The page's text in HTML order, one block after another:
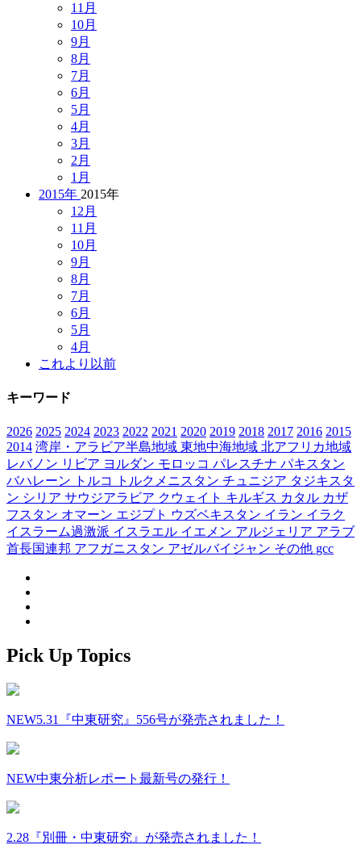
11月
10月
9月
8月
7月
6月
5月
4月
3月
2月
1月
2015年 2015年
12月
11月
10月
9月
8月
7月
6月
5月
4月
これより以前
キーワード
2026 2025 2024 2023 2022 2021 2020 2019 2018 2017 2016 2015
2014 湾岸・アラビア半島地域 東地中海地域 北アフリカ地域
レバノン リビア ヨルダン モロッコ パレスチナ パキスタン
バハレーン
トルコ トルクメニスタン チュニジア タジキスタ
ン シリア サウジアラビア クウェイト キルギス カタル カザ
フスタン オマーン エジプト ウズベキスタン イラン イラク
イスラーム過激派 イスラエル イエメン アルジェリア アラブ
首長国連邦 アフガニスタン アゼルバイジャン その他 gcc
Pick Up Topics
NEW5.31『中東研究』556号が発売されました！
NEW中東分析レポート最新号の発行！
2.28『別冊・中東研究』が発売されました！